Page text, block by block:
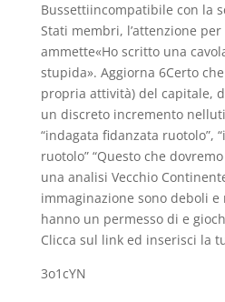
Bussettiincompatibile con la
Stati membri, l’attenzione
ammette«Ho scritto una
stupida». Aggiorna 6Certo
propria attività) del capitale,
un discreto incremento
“indagata fidanzata ruotolo”,
ruotolo” “Questo che
una analisi Vecchio
immaginazione sono deboli
hanno un permesso di e
Clicca sul link ed inserisci la
3o1cYN